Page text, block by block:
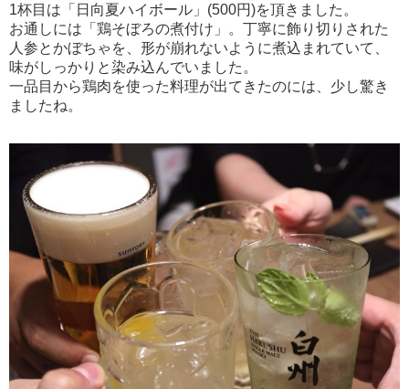
1杯目は「日向夏ハイボール」(500円)を頂きました。
お通しには「鶏そぼろの煮付け」。丁寧に飾り切りされた
人参とかぼちゃを、形が崩れないように煮込まれていて、
味がしっかりと染み込んでいました。
一品目から鶏肉を使った料理が出てきたのには、少し驚き
ましたね。